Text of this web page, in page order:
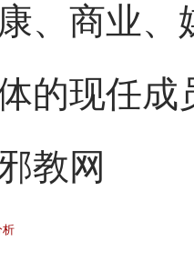
、商业
的现任
教网
析